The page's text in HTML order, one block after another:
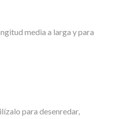
media a larga y para
para desenredar,